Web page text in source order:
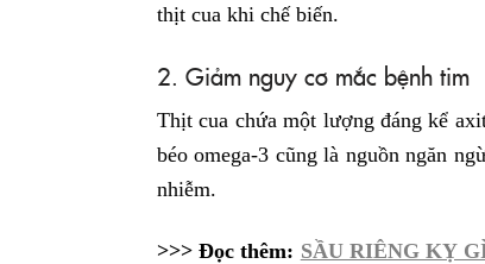
thịt cua khi chế biến.
2. Giảm nguy cơ mắc bệnh tim
Thịt cua chứa một lượng đáng kể
béo omega-3 cũng là nguồn ngăn
nhiễm.
>>> Đọc thêm: SẦU RIÊNG KỴ